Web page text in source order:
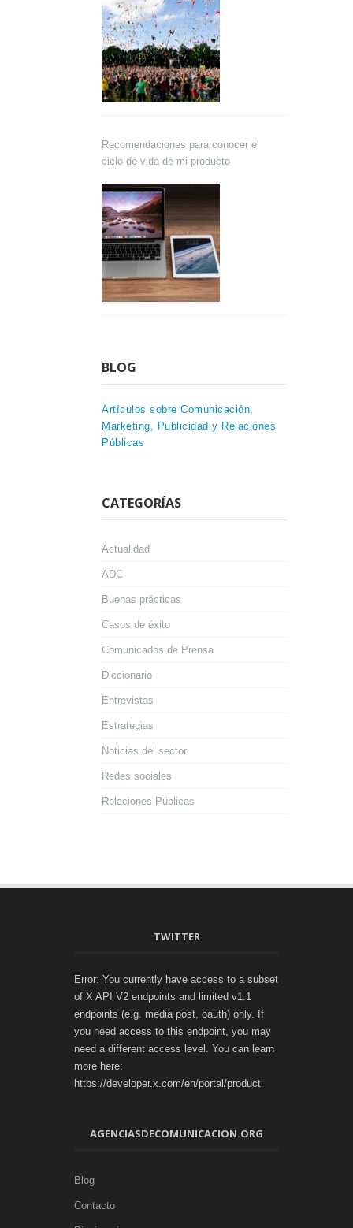
Recomendaciones para conocer el
ciclo de vida de mi producto
BLOG
Artículos sobre Comunicación,
Marketing, Publicidad y Relaciones
Públicas
CATEGORÍAS
Actualidad
ADC
Buenas prácticas
Casos de éxito
Comunicados de Prensa
Diccionario
Entrevistas
Estrategias
Noticias del sector
Redes sociales
Relaciones Públicas
TWITTER
Error: You currently have access to a subset
of X API V2 endpoints and limited v1.1
endpoints (e.g. media post, oauth) only. If
you need access to this endpoint, you may
need a different access level. You can learn
more here:
https://developer.x.com/en/portal/product
AGENCIASDECOMUNICACION.ORG
Blog
Contacto